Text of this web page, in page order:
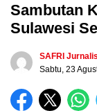
Sambutan
Sulawesi
SAFRI Jurnalis
Sabtu, 23